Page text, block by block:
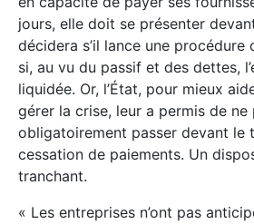
jours, elle doit se présenter
décidera s’il lance une procédure
si, au vu du passif et des dettes,
liquidée. Or, l’État, pour mieux
gérer la crise, leur a permis de ne
obligatoirement passer devant le
cessation de paiements. Un
tranchant.
« Les entreprises n’ont pas